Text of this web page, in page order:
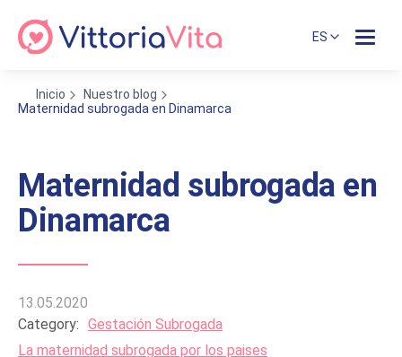
ES
Inicio
Nuestro blog
Maternidad subrogada en Dinamarca
Maternidad subrogada en
Dinamarca
13.05.2020
Category: Gestación Subrogada
La maternidad subrogada por los paises